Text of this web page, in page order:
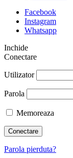
Facebook
Instagram
Whatsapp
Inchide
Conectare
Utilizator
Parola
Memoreaza
Conectare
Parola pierduta?